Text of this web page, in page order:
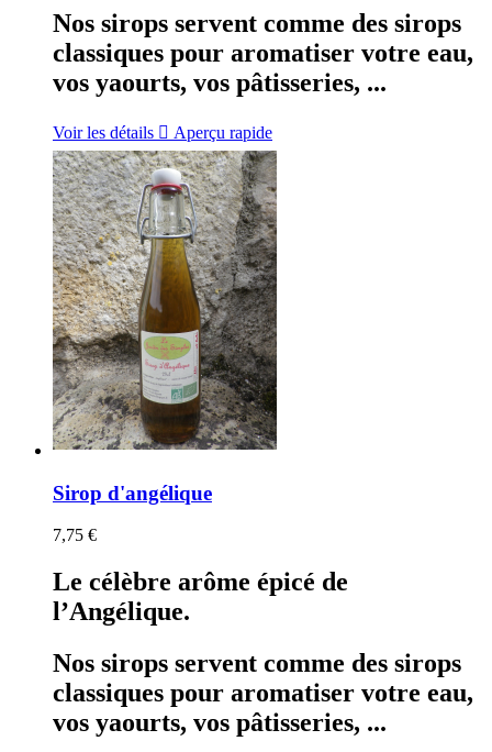
Nos sirops servent comme des sirops
classiques pour aromatiser votre eau,
vos yaourts, vos pâtisseries, ...
Voir les détails  Aperçu rapide
Sirop d'angélique
7,75 €
Le célèbre arôme épicé de
l’Angélique.
Nos sirops servent comme des sirops
classiques pour aromatiser votre eau,
vos yaourts, vos pâtisseries, ...